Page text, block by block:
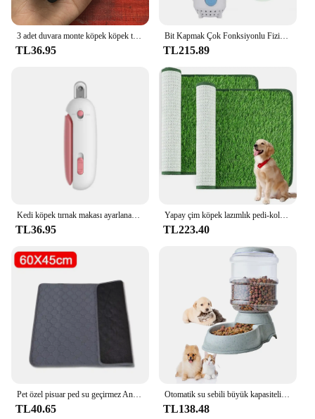
TL36.95
Bit Kapmak Çok Fonksiyonlu Fiziksel Pire Temizleme Katil Fırça Evcil Hayvanlar Elektrikli Pire Tarağı Köpekler Kediler için Saç Temizleyici Tarak
TL215.89
TL36.95
Yapay çim köpek lazımlık pedi-kolay temizlenebilir, kokuya dayanıklı, kapalı/açık evcil hayvan eğitim çözümü
TL223.40
TL40.65
Otomatik su sebili büyük kapasiteli Pet besleyici küçük köpek maması kasesi kedi besleyici suluk Pet besleme tiryakisi su kasesi
TL138.48